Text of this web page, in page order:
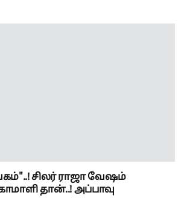
சிலர் ராஜா வேஷம்
தான்..! அப்பாவு